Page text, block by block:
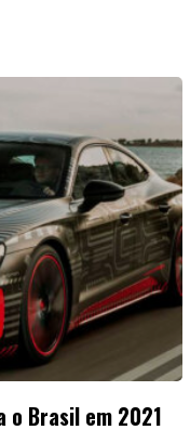
o Brasil em 2021